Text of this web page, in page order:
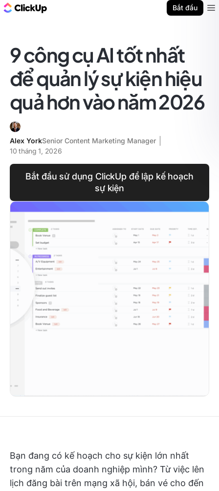
Bắt đầu
9 công cụ AI tốt nhất
để quản lý sự kiện hiệu
quả hơn vào năm 2026
Alex YorkSenior Content Marketing Manager
10 tháng 1, 2026
Bắt đầu sử dụng ClickUp để lập kế hoạch
sự kiện
Bạn đang có kế hoạch cho sự kiện lớn nhất
trong năm của doanh nghiệp mình? Từ việc lên
lịch đăng bài trên mạng xã hội, bán vé cho đến